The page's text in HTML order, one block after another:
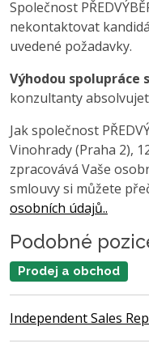
Společnost
nekontaktovat
uvedené požadavky.
Výhodou spolupráce
konzultanty
Jak společnost
Vinohrady (Praha 2),
zpracovává Vaše
smlouvy si můžete
osobních údajů..
Podobné
Prodej a obchod
Independent Sales